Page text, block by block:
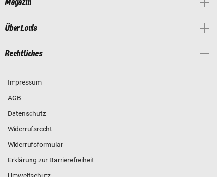
Magazin
Über Louis
Rechtliches
Impressum
AGB
Datenschutz
Widerrufsrecht
Widerrufsformular
Erklärung zur Barrierefreiheit